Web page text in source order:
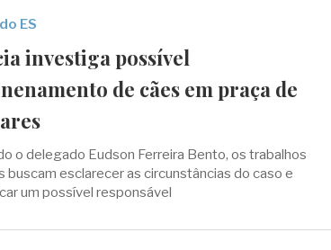
ES
investiga possível
de cães em praça de
o delegado Eudson Ferreira Bento, os trabalhos
buscam esclarecer as circunstâncias do caso e
um possível responsável